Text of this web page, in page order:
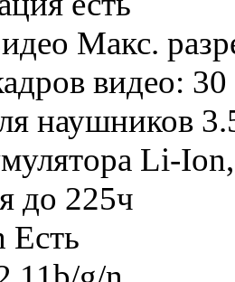
Макс.
видео:
наушников
Li-
до 225ч
Есть